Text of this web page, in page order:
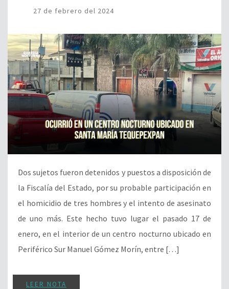
27 de febrero del 2024
Dos sujetos fueron detenidos y puestos a disposición de
la Fiscalía del Estado, por su probable participación en
el homicidio de tres hombres y el intento de asesinato
de uno más. Este hecho tuvo lugar el pasado 17 de
enero, en el interior de un centro nocturno ubicado en
Periférico Sur Manuel Gómez Morín, entre […]
LEER NOTA